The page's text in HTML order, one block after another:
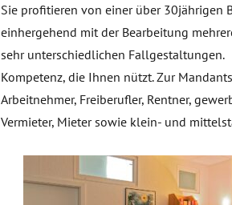
Sie profitieren von einer über 30jährigen
einhergehend mit der Bearbeitung
sehr unterschiedlichen Fallgestaltungen.
Kompetenz, die Ihnen nützt. Zur
Arbeitnehmer, Freiberufler, Rentner,
Vermieter, Mieter sowie klein- und